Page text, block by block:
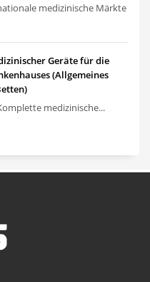
medizinische Märkte
Geräte für die
(Allgemeines
medizinische...